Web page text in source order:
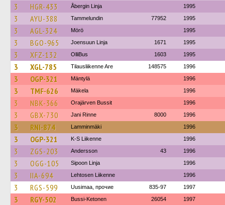
3 HGR-433 Åbergin Linja 1995
3 AYU-388 Tammelundin 77952 1995
3 AGL-324 Mörö 1995
3 BGO-965 Joensuun Linja 1671 1995
3 XFZ-132 OlliBus 1603 1995
3 XGL-785 Tilausliikenne Are 148575 1996
3 OGP-321 Mäntylä 1996
3 TMF-626 Mäkela 1996
3 NBK-366 Orajärven Bussit 1996
3 GBX-730 Jani Rinne 8000 1996
3 RNI-874 Lamminmäki 1996
3 OGP-321 K-S Liikenne 1996
3 ZGS-203 Andersson 43 1996
3 OGG-105 Sipoon Linja 1996
3 IIA-694 Lehtosen Liikenne 1996
3 RGS-599 Uusimaa, прочие 835-97 1997
3 RGY-502 Bussi-Ketonen 26054 1997